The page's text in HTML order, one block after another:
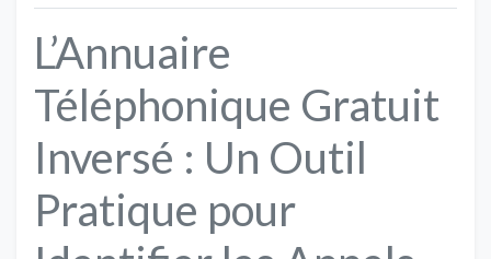
L’Annuaire
Téléphonique Gratuit
Inversé : Un Outil
Pratique pour